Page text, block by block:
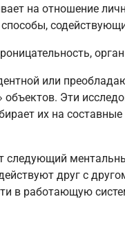
на отношение
или
объектов. Эти
их на
друг с
в работающую